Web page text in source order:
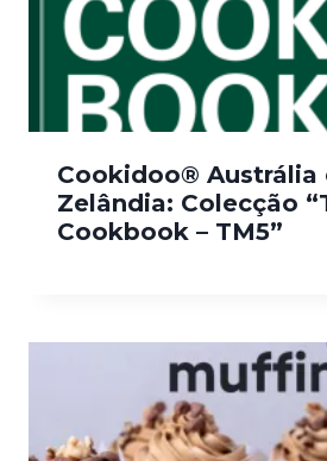
Cookidoo® Austrália
Zelândia: Colecção
Cookbook – TM5”